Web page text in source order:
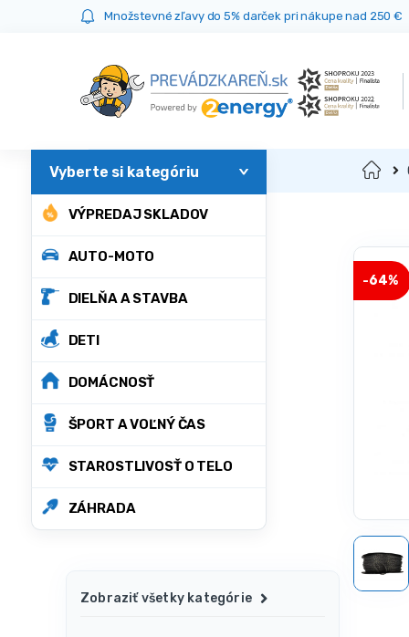
Množstevné zľavy do 5% darček pri nákupe nad 250 €
VÝPREDAJ SKLADOV
AUTO-MOTO
DIELŇA A STAVBA
DETI
DOMÁCNOSŤ
ŠPORT A VOĽNÝ ČAS
STAROSTLIVOSŤ O TELO
ZÁHRADA
Domov
-64%
Zobraziť všetky kategórie